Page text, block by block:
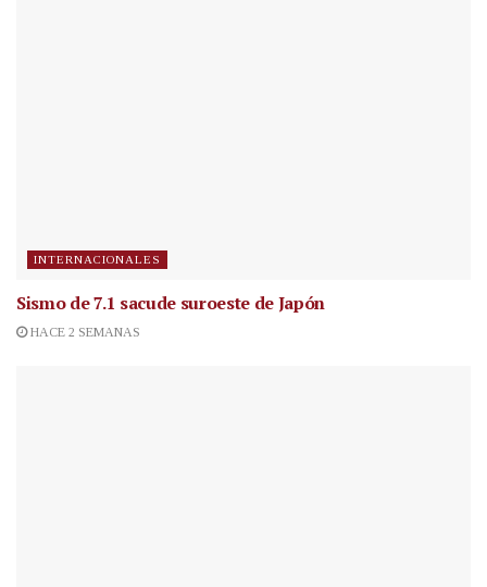
INTERNACIONALES
Sismo de 7.1 sacude suroeste de Japón
HACE 2 SEMANAS